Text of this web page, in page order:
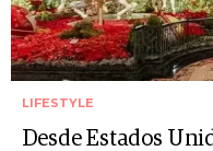
LIFESTYLE
Desde Estados